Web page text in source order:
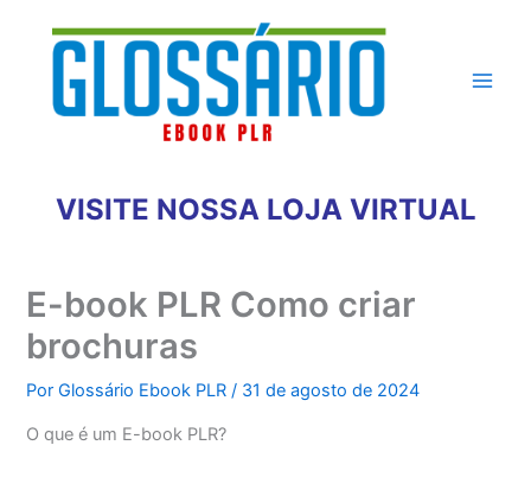
conteúdo
VISITE NOSSA LOJA VIRTUAL
E-book PLR Como criar
brochuras
PorGlossário Ebook PLR/ 31 de agosto de 2024
O que é um E-book PLR?